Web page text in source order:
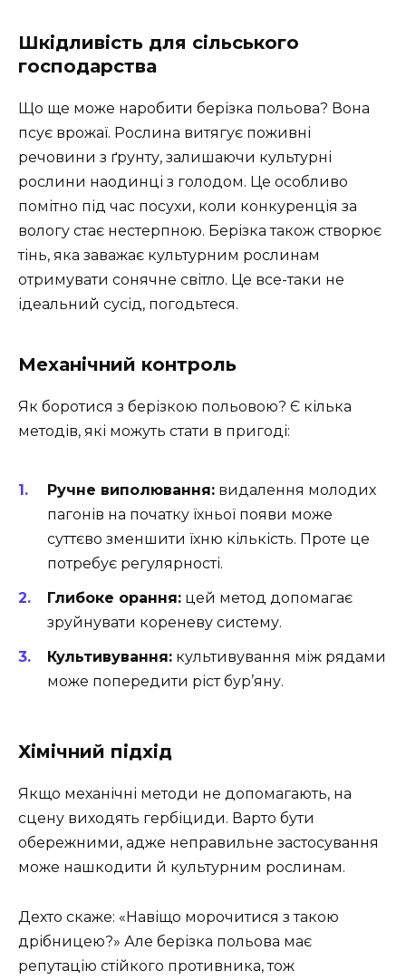
Шкідливість для сільського
господарства
Що ще може наробити берізка польова? Вона
псує врожаї. Рослина витягує поживні
речовини з ґрунту, залишаючи культурні
рослини наодинці з голодом. Це особливо
помітно під час посухи, коли конкуренція за
вологу стає нестерпною. Берізка також створює
тінь, яка заважає культурним рослинам
отримувати сонячне світло. Це все-таки не
ідеальний сусід, погодьтеся.
Механічний контроль
Як боротися з берізкою польовою? Є кілька
методів, які можуть стати в пригоді:
Ручне виполювання: видалення молодих
пагонів на початку їхньої появи може
суттєво зменшити їхню кількість. Проте це
потребує регулярності.
Глибоке орання: цей метод допомагає
зруйнувати кореневу систему.
Культивування: культивування між рядами
може попередити ріст бур’яну.
Хімічний підхід
Якщо механічні методи не допомагають, на
сцену виходять гербіциди. Варто бути
обережними, адже неправильне застосування
може нашкодити й культурним рослинам.
Дехто скаже: «Навіщо морочитися з такою
дрібницею?» Але берізка польова має
репутацію стійкого противника, тож